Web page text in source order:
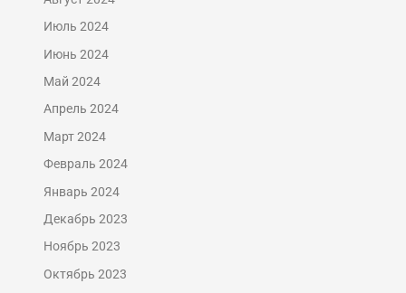
Июль 2024
Июнь 2024
Май 2024
Апрель 2024
Март 2024
Февраль 2024
Январь 2024
Декабрь 2023
Ноябрь 2023
Октябрь 2023